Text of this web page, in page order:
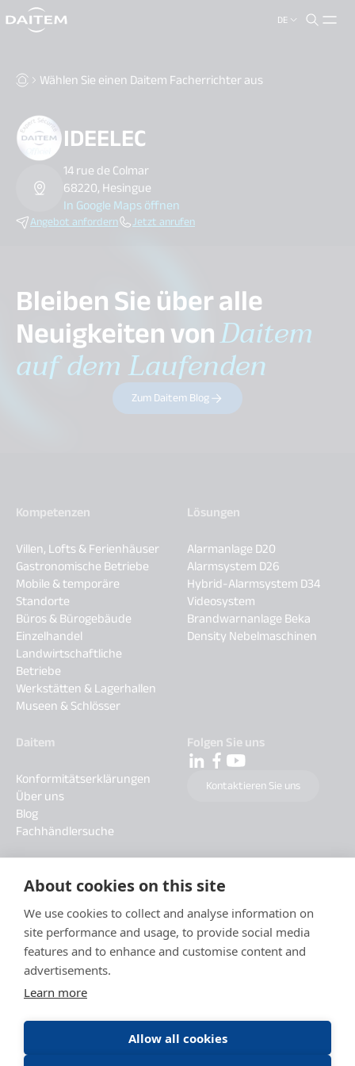
About cookies on this site
We use cookies to collect and analyse information on
site performance and usage, to provide social media
features and to enhance and customise content and
advertisements.
Learn more
Allow all cookies
DE
search.label
Wählen Sie einen Daitem Facherrichter aus
IDEELEC
14 rue de Colmar
68220, Hesingue
In Google Maps öffnen
Angebot anfordern Jetzt anrufen
Bleiben Sie über alle
Neuigkeiten vonDaitem
auf dem Laufenden
Zum Daitem Blog
Kompetenzen
Villen, Lofts & Ferienhäuser
Gastronomische Betriebe
Mobile & temporäre
Standorte
Büros & Bürogebäude
Einzelhandel
Landwirtschaftliche
Betriebe
Werkstätten & Lagerhallen
Museen & Schlösser
Lösungen
Alarmanlage D20
Alarmsystem D26
Hybrid-Alarmsystem D34
Videosystem
Brandwarnanlage Beka
Density Nebelmaschinen
Daitem
Konformitätserklärungen
Über uns
Blog
Fachhändlersuche
Folgen Sie uns
Kontaktieren Sie uns